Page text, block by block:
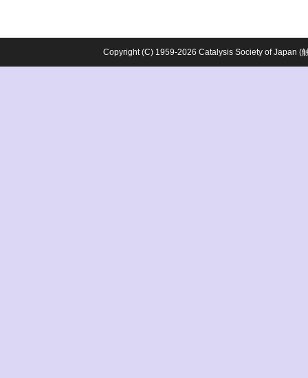
Copyright (C) 1959-2026 Catalysis Society of Japan (